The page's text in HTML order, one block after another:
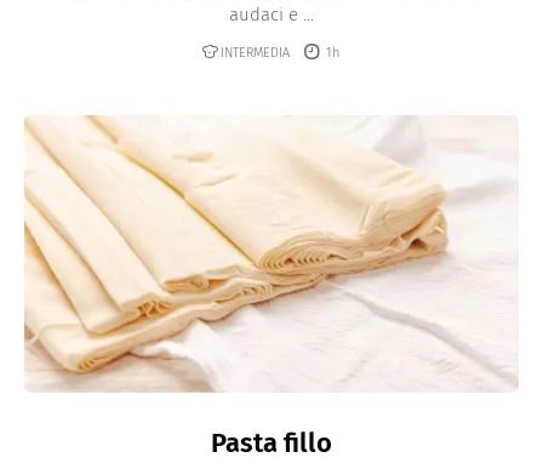
audaci e ...
INTERMEDIA 1h
Pasta fillo